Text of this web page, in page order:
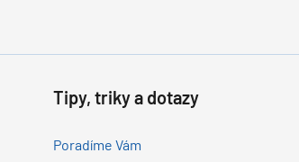
Tipy, triky a dotazy
Poradíme Vám